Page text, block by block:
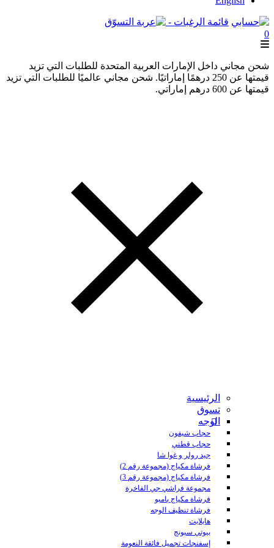
قائمة الرغبات -
0
شحن مجاني داخل الإمارات العربية المتحدة للطلبات التي تزيد
قيمتها عن 250 درهمًا إماراتيًا. شحن مجاني عالميًا للطلبات التي تزيد
قيمتها عن 600 درهم إماراتي.
الرئيسية
تسوق
الوجه
حجاب شيفون
حجاب قطني
جيد رولر و غوا شا
فرشاة مكياج (مجموعة رقم 2)
فرشاة مكياج (مجموعة رقم 3)
مجموعة فراشي جي الفاخرة
فرشاة مكياج بامبو
فرشاة تنظيف الوجه
هايلايت
بيوتي سبونج
إسفنجات تجميل فائقة النعومة